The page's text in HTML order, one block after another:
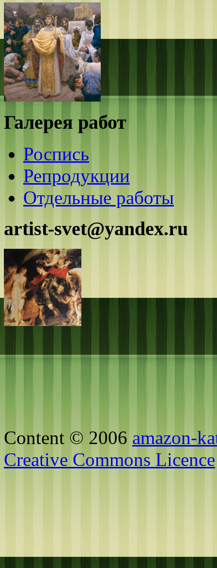
Галерея работ
Роспись
Репродукции
Отдельные работы
artist-svet@yandex.ru
Content © 2006 amazon-
Creative Commons Licence